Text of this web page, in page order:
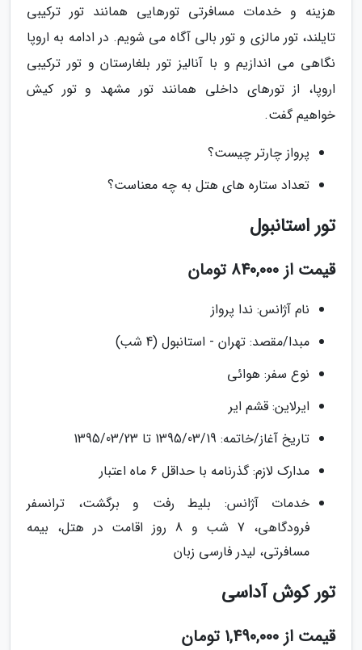
هزینه و خدمات مسافرتی تورهایی همانند تور ترکیبی
تایلند، تور مالزی و تور بالی آگاه می شویم. در ادامه به اروپا
نگاهی می اندازیم و با آنالیز تور بلغارستان و تور ترکیبی
اروپا، از تورهای داخلی همانند تور مشهد و تور کیش
خواهیم گفت.
پرواز چارتر چیست؟
تعداد ستاره های هتل به چه معناست؟
تور استانبول
قیمت از 840,000 تومان
نام آژانس: ندا پرواز
مبدا/مقصد: تهران - استانبول (4 شب)
نوع سفر: هوائی
ایرلاین: قشم ایر
تاریخ آغاز/خاتمه: 1395/03/19 تا 1395/03/23
مدارک لازم: گذرنامه با حداقل 6 ماه اعتبار
خدمات آژانس: بلیط رفت و برگشت، ترانسفر
فرودگاهی، 7 شب و 8 روز اقامت در هتل، بیمه
مسافرتی، لیدر فارسی زبان
تور کوش آداسی
قیمت از 1,490,000 تومان